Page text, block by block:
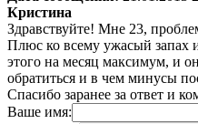
Кристина
Здравствуйте! Мне 23,
Плюс ко всему ужасый запах
этого на месяц максимум, и
обратиться и в чем минусы
Спасибо заранее за ответ и
Ваше имя: